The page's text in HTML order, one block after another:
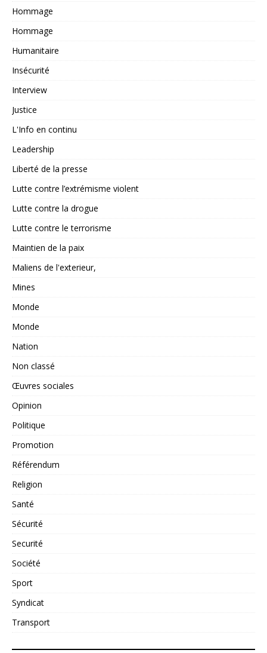
Hommage
Hommage
Humanitaire
Insécurité
Interview
Justice
L'Info en continu
Leadership
Liberté de la presse
Lutte contre l’extrémisme violent
Lutte contre la drogue
Lutte contre le terrorisme
Maintien de la paix
Maliens de l'exterieur,
Mines
Monde
Monde
Nation
Non classé
Œuvres sociales
Opinion
Politique
Promotion
Référendum
Religion
Santé
Sécurité
Securité
Société
Sport
Syndicat
Transport